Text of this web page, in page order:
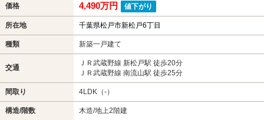
価格 4,490万円 値下がり
所在地 千葉県松戸市新松戸6丁目
種類 新築一戸建て
交通
ＪＲ武蔵野線 新松戸駅 徒歩20分
ＪＲ武蔵野線 南流山駅 徒歩25分
間取り 4LDK（-）
構造/階数 木造/地上2階建